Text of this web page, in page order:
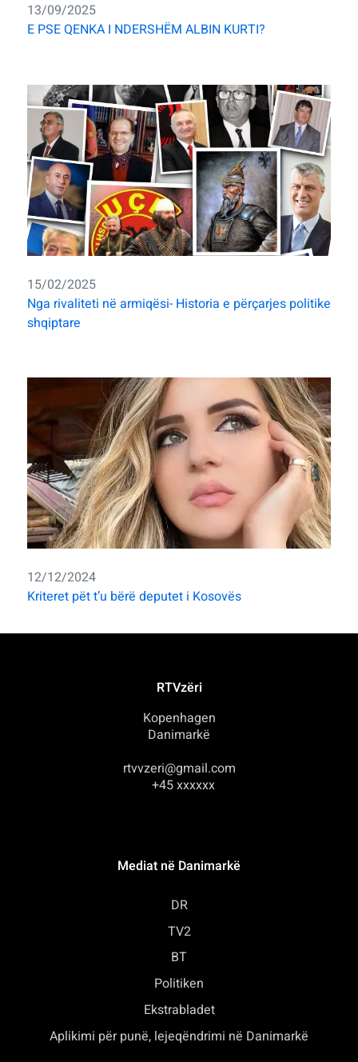
13/09/2025
E PSE QENKA I NDERSHËM ALBIN KURTI?
15/02/2025
Nga rivaliteti në armiqësi- Historia e përçarjes politike
shqiptare
12/12/2024
Kriteret pët t’u bërë deputet i Kosovës
RTVzëri
Kopenhagen
Danimarkë
rtvvzeri@gmail.com
+45 xxxxxx
Mediat në Danimarkë
DR
TV2
BT
Politiken
Ekstrabladet
Aplikimi për punë, lejeqëndrimi në Danimarkë